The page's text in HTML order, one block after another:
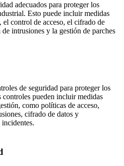
adecuados para proteger los
Esto puede incluir medidas
el control de acceso, el cifrado de
intrusiones y la gestión de parches
de seguridad para proteger los
pueden incluir medidas
como políticas de acceso,
cifrado de datos y